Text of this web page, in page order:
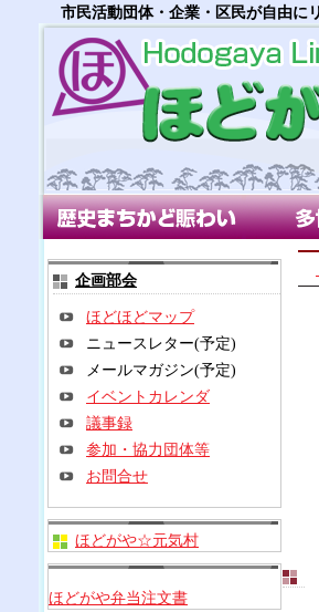
市民活動団体・企業・区民が自由に
多世代
企画部会
ほどほどマップ
ニュースレター(予定)
メールマガジン(予定)
イベントカレンダ
議事録
参加・協力団体等
お問合せ
ほどがや☆元気村
ほどがや弁当注文書